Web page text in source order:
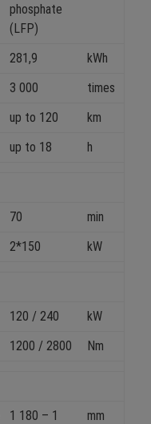
phosphate
(LFP)
281,9
kWh
3 000
times
up to 120
km
up to 18 h
70
min
2*150 kW
120 / 240
kW
1200 / 2800 Nm
1 180 – 1
mm